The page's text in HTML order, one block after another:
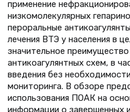
применение
низкомолекулярных
пероральные
лечения ВТЭ у населения в
значительное
антикоагулянтных схем, в
введения без
мониторинга. В обзоре
использования ПОАК на
информации о завершенных